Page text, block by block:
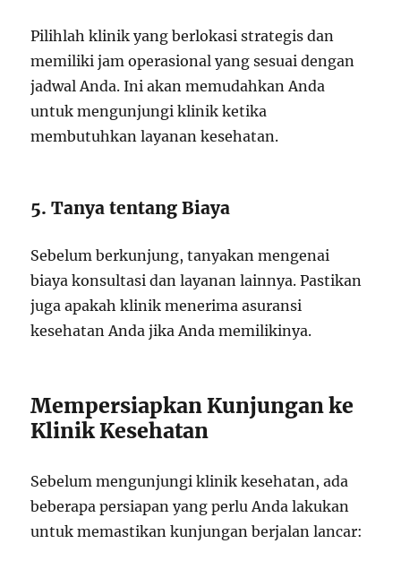
Pilihlah klinik yang berlokasi strategis dan
memiliki jam operasional yang sesuai dengan
jadwal Anda. Ini akan memudahkan Anda
untuk mengunjungi klinik ketika
membutuhkan layanan kesehatan.
5. Tanya tentang Biaya
Sebelum berkunjung, tanyakan mengenai
biaya konsultasi dan layanan lainnya. Pastikan
juga apakah klinik menerima asuransi
kesehatan Anda jika Anda memilikinya.
Mempersiapkan Kunjungan ke
Klinik Kesehatan
Sebelum mengunjungi klinik kesehatan, ada
beberapa persiapan yang perlu Anda lakukan
untuk memastikan kunjungan berjalan lancar: